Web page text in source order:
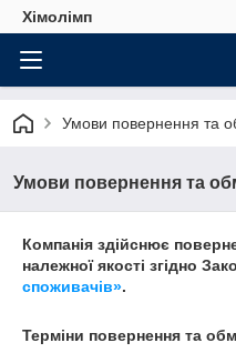
Хімолімп
Умови повернення та
Умови повернення та
Компанія здійснює
належної якості згідно
споживачів».
Терміни повернення та